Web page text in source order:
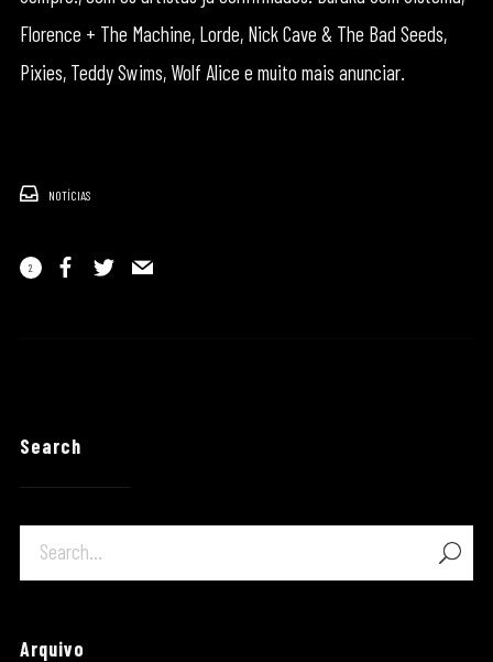
Florence + The Machine, Lorde, Nick Cave & The Bad Seeds,
Pixies, Teddy Swims, Wolf Alice e muito mais anunciar.
NOTÍCIAS
2
Search
Arquivo